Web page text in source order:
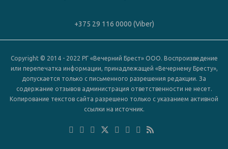
+375 29 116 0000 (Viber)
Copyright © 2014 - 2022 РГ «Вечерний Брест» ООО. Воспроизведение
или перепечатка информации, принадлежащей «Вечернему Бресту»,
допускается только с письменного разрешения редакции. За
содержание отзывов администрация ответственности не несет.
Копирование текстов сайта разрешено только с указанием активной
ссылки на источник.